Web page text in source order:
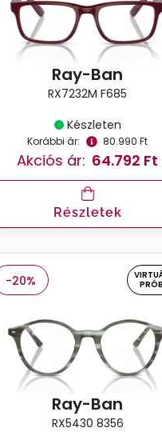
Ray-Ban
RX7232M F685
Készleten
Korábbi ár: 80.990 Ft
Akciós ár: 64.792 Ft
Részletek
-20%
Ray-Ban
RX5430 8356